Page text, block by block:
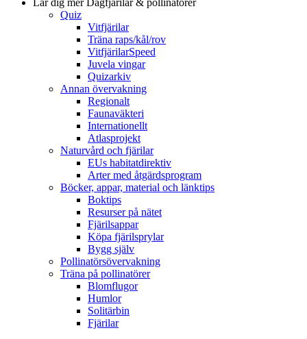
Quiz
Vitfjärilar
Träna raps/kål/rov
VitfjärilarSpeed
Juvela vingar
Quizarkiv
Annan övervakning
Regionalt
Faunaväkteri
Internationellt
Atlasprojekt
Naturvård och fjärilar
EUs habitatdirektiv
Arter med åtgärdsprogram
Böcker, appar, material och länktips
Boktips
Resurser på nätet
Fjärilsappar
Köpa fjärilsprylar
Bygg själv
Pollinatörsövervakning
Träna på pollinatörer
Blomflugor
Humlor
Solitärbin
Fjärilar